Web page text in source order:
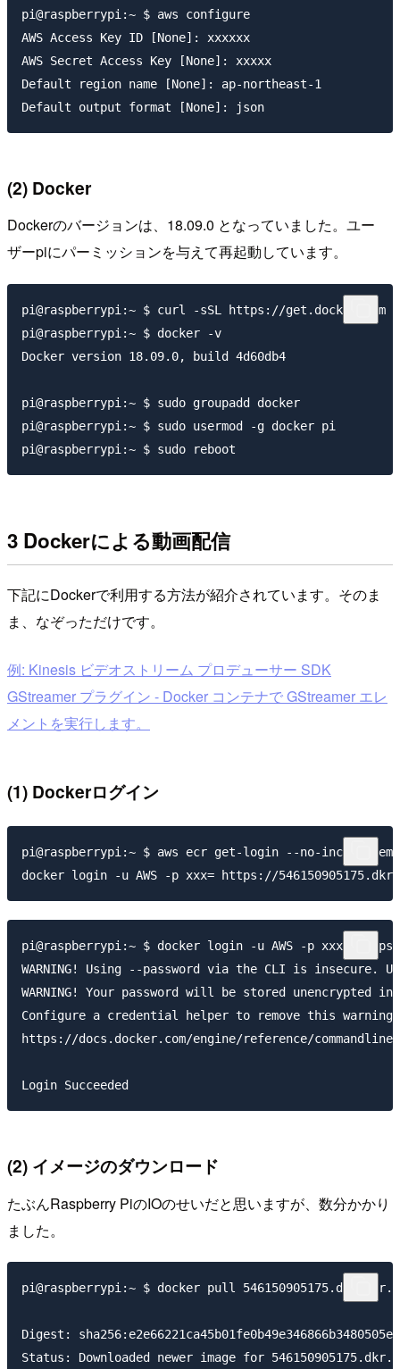
pi@raspberrypi:~ $ aws configure
AWS Access Key ID [None]: xxxxxx
AWS Secret Access Key [None]: xxxxx
Default region name [None]: ap-northeast-1
(2) Docker
Dockerのバージョンは、18.09.0 となっていました。ユー
ザーpiにパーミッションを与えて再起動しています。
pi@raspberrypi:~ $ curl -sSL https://get.docker.com
pi@raspberrypi:~ $ docker -v
Docker version 18.09.0, build 4d60db4
pi@raspberrypi:~ $ sudo groupadd docker
pi@raspberrypi:~ $ sudo usermod -g docker pi
3 Dockerによる動画配信
下記にDockerで利用する方法が紹介されています。そのま
ま、なぞっただけです。
例: Kinesis ビデオストリーム プロデューサー SDK
GStreamer プラグイン - Docker コンテナで GStreamer エレ
メントを実行します。
(1) Dockerログイン
pi@raspberrypi:~ $ aws ecr get-login --no-include-
pi@raspberrypi:~ $ docker login -u AWS -p xxx=
WARNING! Using --password via the CLI is insecure.
WARNING! Your password will be stored unencrypted
Configure a credential helper to remove this warning.
https://docs.docker.com/engine/reference/
(2) イメージのダウンロード
たぶんRaspberry PiのIOのせいだと思いますが、数分かかり
ました。
pi@raspberrypi:~ $ docker pull
Digest: